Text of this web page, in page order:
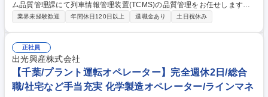
ム品質管理課にて列車情報管理装置(TCMS)の品質管理をお任せします
【具体的には】■製品納入前の初品検証 (ハードウェア検証試験、ソフトウ
検証工程の計画作成及び工程管理 ■工場内での試験環境構築／整備 ※顧客
や社内関係部門等との打合せ・折衝等、人との関わりの多い仕事です。※
顧客納入後の機能・性能検証試験は、顧客先への出張業務となります。
(国内各地への出張業務) ※1案件あたりの担当業務期間は1ヶ月～2年程度
となります。 募集職種 ★１DayWEB面接[ソフト系未経験]【尼崎】鉄道列
業界未経験歓迎 年間休日120日以上 退職金あり 土日祝休み
正社員
出光興産株式会社
【千葉/プラント運転オペレーター】完全週休2日/総合
職/社宅など手当充実 化学製造オペレーター/ラインマネ